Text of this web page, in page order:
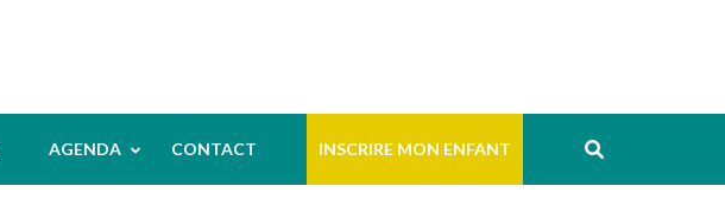
AGENDA CONTACT INSCRIRE MON ENFANT